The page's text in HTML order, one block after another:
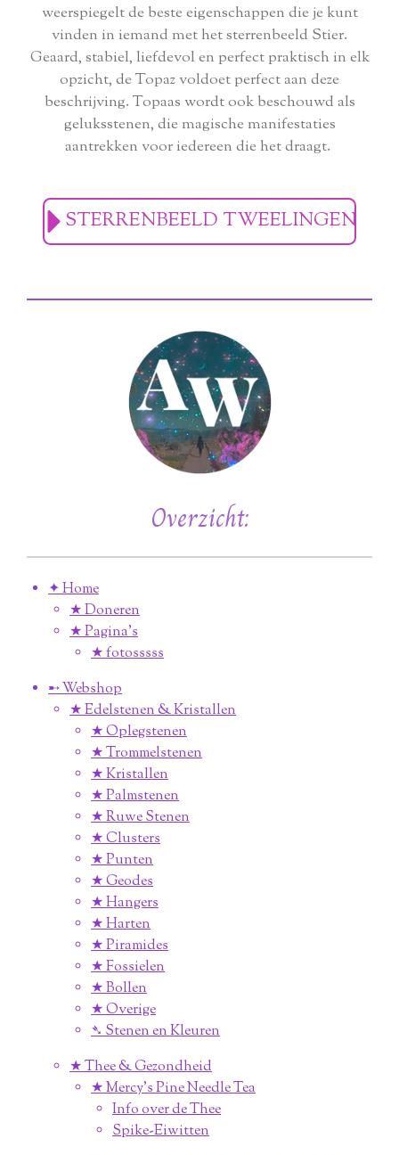
weerspiegelt de beste eigenschappen die je kunt
vinden in iemand met het sterrenbeeld Stier.
Geaard, stabiel, liefdevol en perfect praktisch in elk
opzicht, de Topaz voldoet perfect aan deze
beschrijving. Topaas wordt ook beschouwd als
geluksstenen, die magische manifestaties
aantrekken voor iedereen die het draagt.
STERRENBEELD TWEELINGEN
Overzicht:
✦ Home
★ Doneren
★ Pagina’s
★ fotosssss
➸ Webshop
★ Edelstenen & Kristallen
★ Oplegstenen
★ Trommelstenen
★ Kristallen
★ Palmstenen
★ Ruwe Stenen
★ Clusters
★ Punten
★ Geodes
★ Hangers
★ Harten
★ Piramides
★ Fossielen
★ Bollen
★ Overige
➴ Stenen en Kleuren
★ Thee & Gezondheid
★ Mercy's Pine Needle Tea
Info over de Thee
Spike-Eiwitten